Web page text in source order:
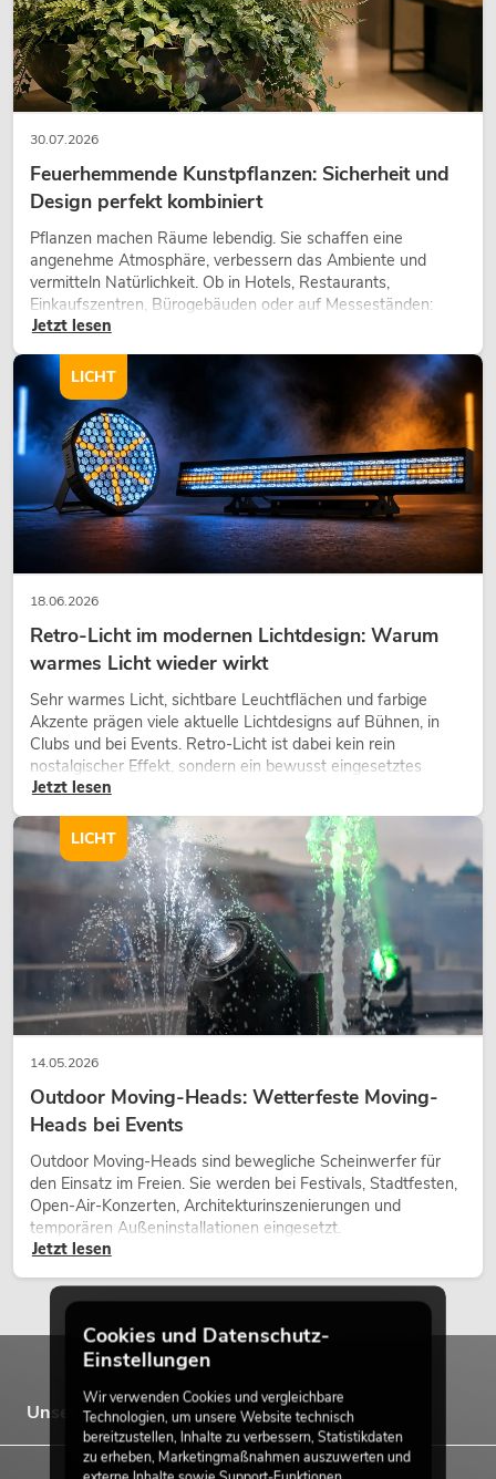
30.07.2026
Feuerhemmende Kunstpflanzen: Sicherheit und
Design perfekt kombiniert
Pflanzen machen Räume lebendig. Sie schaffen eine
angenehme Atmosphäre, verbessern das Ambiente und
vermitteln Natürlichkeit. Ob in Hotels, Restaurants,
Einkaufszentren, Bürogebäuden oder auf Messeständen:
eine hochwertige Begrünung gehört heute längst zum
modernen Raumkonzept.
Jetzt lesen
18.06.2026
Retro-Licht im modernen Lichtdesign: Warum
warmes Licht wieder wirkt
Sehr warmes Licht, sichtbare Leuchtflächen und farbige
Akzente prägen viele aktuelle Lichtdesigns auf Bühnen, in
Clubs und bei Events. Retro-Licht ist dabei kein rein
nostalgischer Effekt, sondern ein bewusst eingesetztes
Gestaltungsmittel: Es schafft Atmosphäre, gibt Szenen
Charakter und kann technische LED-Setups emotionaler
wirken lassen.
Jetzt lesen
LICHT
14.05.2026
Outdoor Moving-Heads: Wetterfeste Moving-
Heads bei Events
Outdoor Moving-Heads sind bewegliche Scheinwerfer für
den Einsatz im Freien. Sie werden bei Festivals, Stadtfesten,
Open-Air-Konzerten, Architekturinszenierungen und
temporären Außeninstallationen eingesetzt.
Jetzt lesen
LICHT
Unsere Marken
Cookies und Datenschutz-
Einstellungen
Wir verwenden Cookies und vergleichbare
Technologien, um unsere Website technisch
bereitzustellen, Inhalte zu verbessern, Statistikdaten
zu erheben, Marketingmaßnahmen auszuwerten und